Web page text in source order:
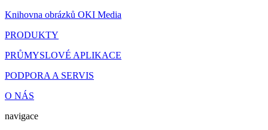
Knihovna obrázků OKI Media
PRODUKTY
PRŮMYSLOVÉ APLIKACE
PODPORA A SERVIS
O NÁS
navigace